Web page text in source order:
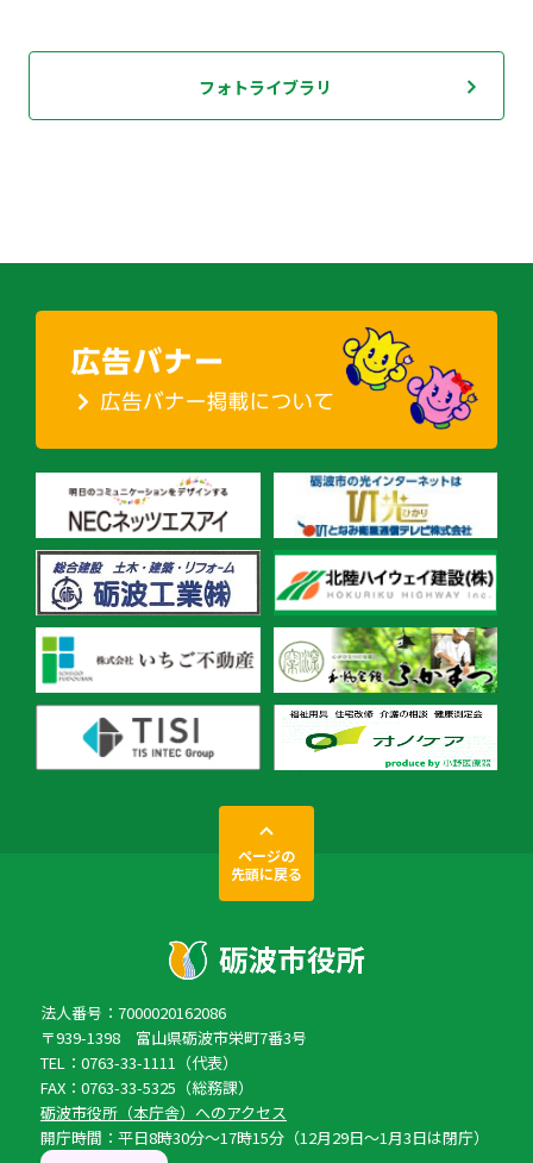
フォトライブラリ
ページの
先頭に戻る
法人番号：7000020162086
〒939-1398 富山県砺波市栄町7番3号
TEL：0763-33-1111（代表）
FAX：0763-33-5325（総務課）
砺波市役所（本庁舎）へのアクセス
開庁時間：平日8時30分〜17時15分（12月29日〜1月3日は閉庁）